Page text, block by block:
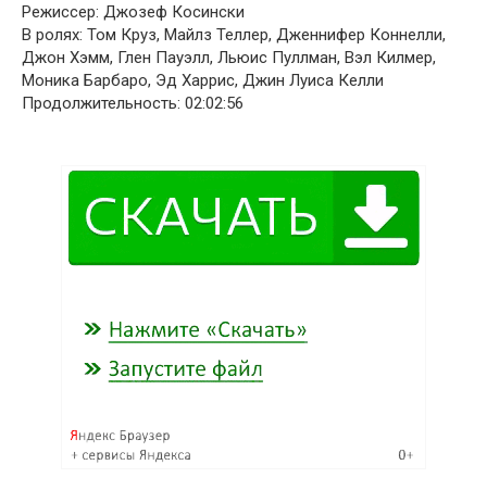
Режиссер: Джозеф Косински
В ролях: Том Круз, Майлз Теллер, Дженнифер Коннелли,
Джон Хэмм, Глен Пауэлл, Льюис Пуллман, Вэл Килмер,
Моника Барбаро, Эд Харрис, Джин Луиса Келли
Продолжительность: 02:02:56